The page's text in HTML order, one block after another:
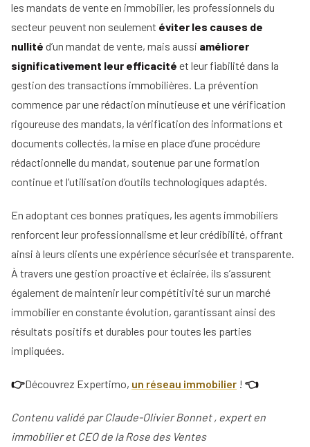
les mandats de vente en immobilier, les professionnels du
secteur peuvent non seulement éviter les causes de
nullité d’un mandat de vente, mais aussi améliorer
significativement leur efficacité et leur fiabilité dans la
gestion des transactions immobilières. La prévention
commence par une rédaction minutieuse et une vérification
rigoureuse des mandats, la vérification des informations et
documents collectés, la mise en place d’une procédure
rédactionnelle du mandat, soutenue par une formation
continue et l’utilisation d’outils technologiques adaptés.
En adoptant ces bonnes pratiques, les agents immobiliers
renforcent leur professionnalisme et leur crédibilité, offrant
ainsi à leurs clients une expérience sécurisée et transparente.
À travers une gestion proactive et éclairée, ils s’assurent
également de maintenir leur compétitivité sur un marché
immobilier en constante évolution, garantissant ainsi des
résultats positifs et durables pour toutes les parties
impliquées.
👉Découvrez Expertimo, un réseau immobilier ! 👈
Contenu validé par Claude-Olivier Bonnet , expert en
immobilier et CEO de la Rose des Ventes